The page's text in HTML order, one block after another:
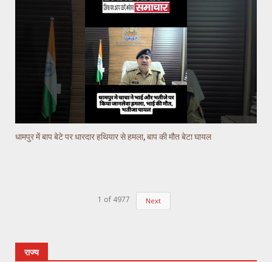
धामपुर में बाप बेटे पर धारदार हथियार से हमला, बाप की मौत बेटा घायल
1 of 4977 Next
राज्य